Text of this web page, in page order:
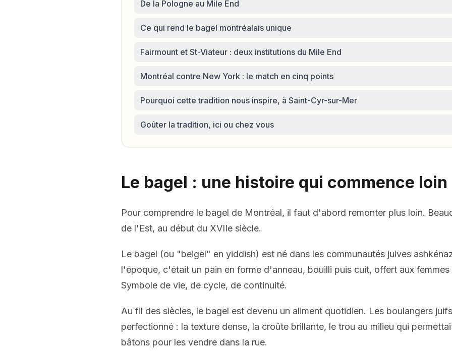
De la Pologne au Mile End
Ce qui rend le bagel montréalais unique
Fairmount et St-Viateur : deux institutions du Mile End
Montréal contre New York : le match en cinq points
Pourquoi cette tradition nous inspire, à Saint-Cyr-sur-Mer
Goûter la tradition, ici ou chez vous
Le bagel : une histoire qui commence
Pour comprendre le bagel de Montréal, il faut d'abord remonter plus loin.
de l'Est, au début du XVIIe siècle.
Le bagel (ou "beigel" en yiddish) est né dans les communautés juives
l'époque, c'était un pain en forme d'anneau, bouilli puis cuit, offert aux
Symbole de vie, de cycle, de continuité.
Au fil des siècles, le bagel est devenu un aliment quotidien. Les boulangers
perfectionné : la texture dense, la croûte brillante, le trou au milieu qui
bâtons pour les vendre dans la rue.